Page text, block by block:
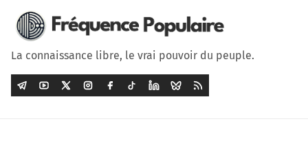
La connaissance libre, le vrai pouvoir du peuple.